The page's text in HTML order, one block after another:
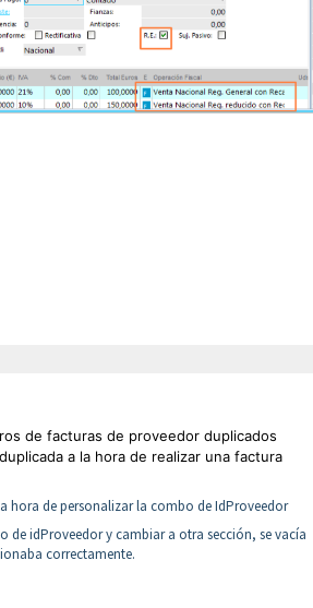
de facturas de proveedor duplicados
a la hora de realizar una factura
de personalizar la combo de IdProveedor
de idProveedor y cambiar a otra sección, se vacía
correctamente.